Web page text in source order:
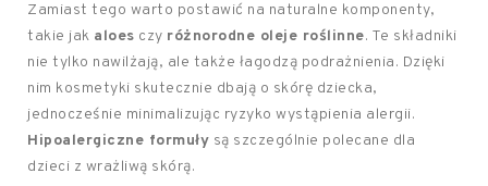
Zamiast tego warto postawić na naturalne komponenty,
takie jak aloes czy różnorodne oleje roślinne. Te składniki
nie tylko nawilżają, ale także łagodzą podrażnienia. Dzięki
nim kosmetyki skutecznie dbają o skórę dziecka,
jednocześnie minimalizując ryzyko wystąpienia alergii.
Hipoalergiczne formuły są szczególnie polecane dla
dzieci z wrażliwą skórą.